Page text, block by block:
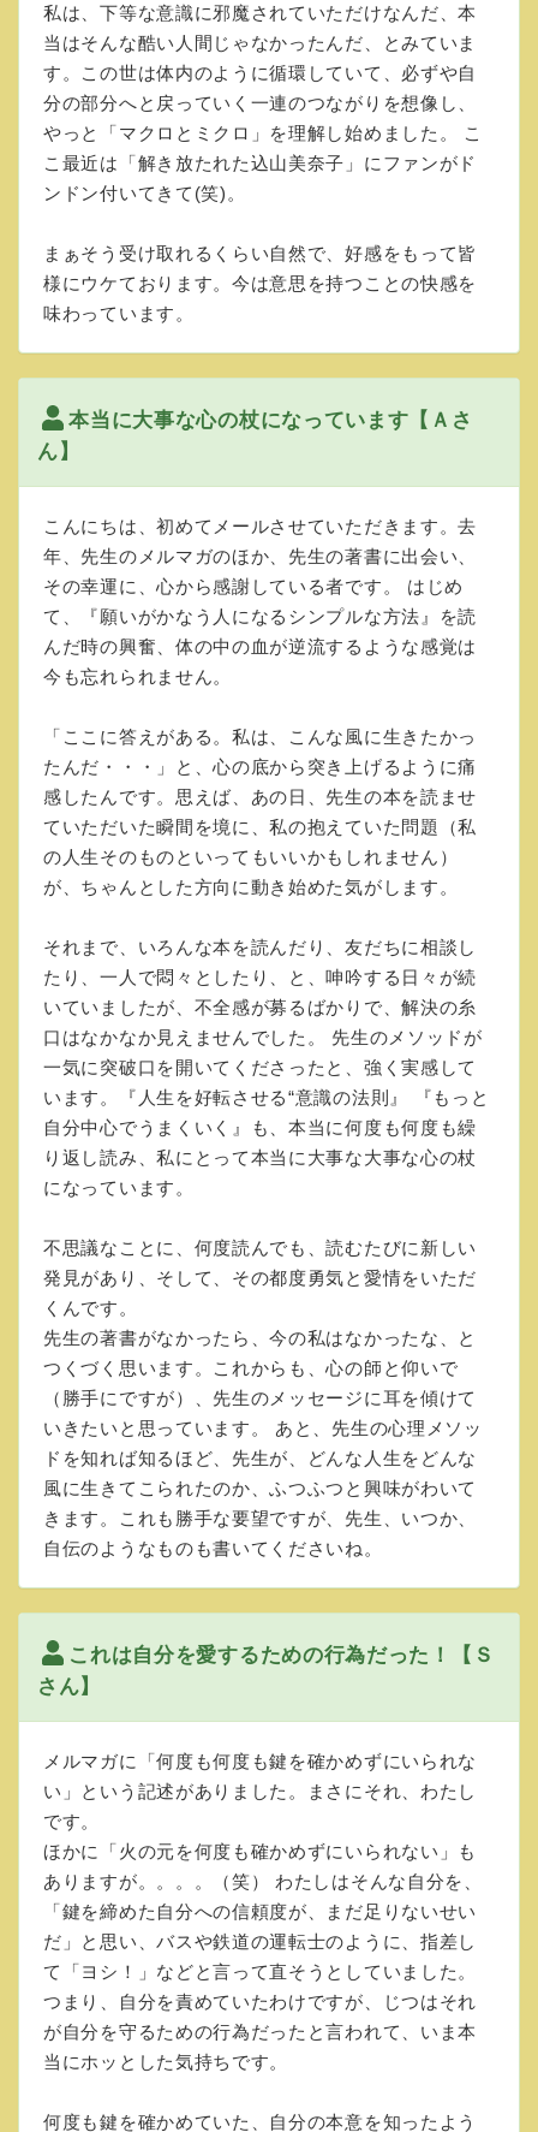
私は、下等な意識に邪魔されていただけなんだ、本
当はそんな酷い人間じゃなかったんだ、とみていま
す。この世は体内のように循環していて、必ずや自
分の部分へと戻っていく一連のつながりを想像し、
やっと「マクロとミクロ」を理解し始めました。 こ
こ最近は「解き放たれた込山美奈子」にファンがド
ンドン付いてきて(笑)。
まぁそう受け取れるくらい自然で、好感をもって皆
様にウケております。今は意思を持つことの快感を
味わっています。
本当に大事な心の杖になっています【Ａさ
ん】
こんにちは、初めてメールさせていただきます。去
年、先生のメルマガのほか、先生の著書に出会い、
その幸運に、心から感謝している者です。 はじめ
て、『願いがかなう人になるシンプルな方法』を読
んだ時の興奮、体の中の血が逆流するような感覚は
今も忘れられません。
「ここに答えがある。私は、こんな風に生きたかっ
たんだ・・・」と、心の底から突き上げるように痛
感したんです。思えば、あの日、先生の本を読ませ
ていただいた瞬間を境に、私の抱えていた問題（私
の人生そのものといってもいいかもしれません）
が、ちゃんとした方向に動き始めた気がします。
それまで、いろんな本を読んだり、友だちに相談し
たり、一人で悶々としたり、と、呻吟する日々が続
いていましたが、不全感が募るばかりで、解決の糸
口はなかなか見えませんでした。 先生のメソッドが
一気に突破口を開いてくださったと、強く実感して
います。『人生を好転させる“意識の法則』 『もっと
自分中心でうまくいく』も、本当に何度も何度も繰
り返し読み、私にとって本当に大事な大事な心の杖
になっています。
不思議なことに、何度読んでも、読むたびに新しい
発見があり、そして、その都度勇気と愛情をいただ
くんです。
先生の著書がなかったら、今の私はなかったな、と
つくづく思います。これからも、心の師と仰いで
（勝手にですが）、先生のメッセージに耳を傾けて
いきたいと思っています。 あと、先生の心理メソッ
ドを知れば知るほど、先生が、どんな人生をどんな
風に生きてこられたのか、ふつふつと興味がわいて
きます。これも勝手な要望ですが、先生、いつか、
自伝のようなものも書いてくださいね。
これは自分を愛するための行為だった！【Ｓ
さん】
メルマガに「何度も何度も鍵を確かめずにいられな
い」という記述がありました。まさにそれ、わたし
です。
ほかに「火の元を何度も確かめずにいられない」も
ありますが。。。。（笑） わたしはそんな自分を、
「鍵を締めた自分への信頼度が、まだ足りないせい
だ」と思い、バスや鉄道の運転士のように、指差し
て「ヨシ！」などと言って直そうとしていました。
つまり、自分を責めていたわけですが、じつはそれ
が自分を守るための行為だったと言われて、いま本
当にホッとした気持ちです。
何度も鍵を確かめていた、自分の本意を知ったよう